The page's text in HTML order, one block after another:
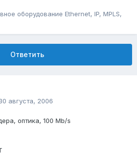
оборудование Ethernet, IP, MPLS,
Ответить
августа, 2006
оптика, 100 Mb/s